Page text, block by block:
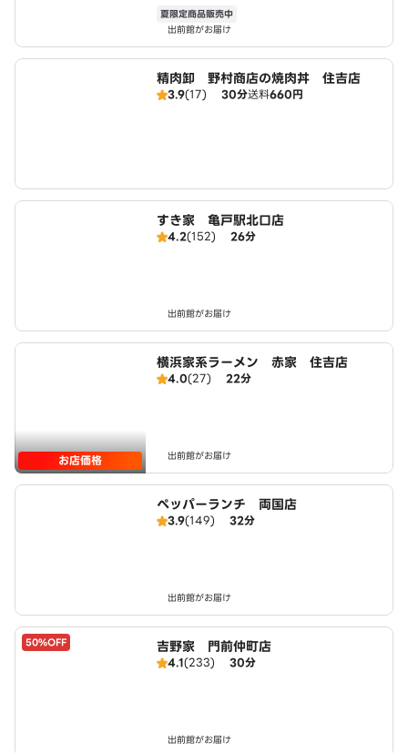
夏限定商品販売中
出前館がお届け
精肉卸 野村商店の焼肉丼 住吉店
3.9(17) 30分送料660円
すき家 亀戸駅北口店
4.2(152) 26分
出前館がお届け
お店価格
横浜家系ラーメン 赤家 住吉店
4.0(27) 22分
出前館がお届け
ペッパーランチ 両国店
3.9(149) 32分
出前館がお届け
50%OFF 吉野家 門前仲町店
4.1(233) 30分
出前館がお届け